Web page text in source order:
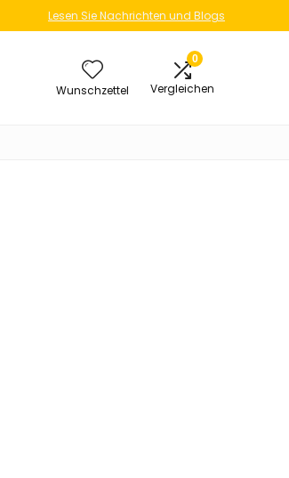
Lesen Sie Nachrichten und Blogs
Wunschzettel
0
Vergleichen